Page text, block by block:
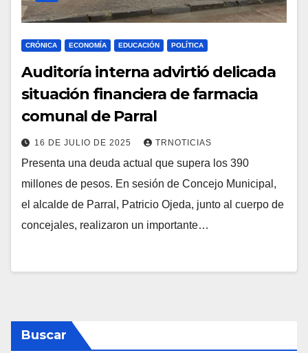
CRÓNICA ECONOMÍA EDUCACIÓN POLÍTICA
Auditoría interna advirtió delicada
situación financiera de farmacia
comunal de Parral
16 DE JULIO DE 2025 TRNOTICIAS
Presenta una deuda actual que supera los 390
millones de pesos. En sesión de Concejo Municipal,
el alcalde de Parral, Patricio Ojeda, junto al cuerpo de
concejales, realizaron un importante…
Buscar